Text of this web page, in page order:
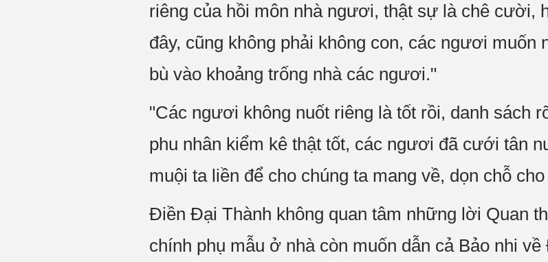
riêng của hồi môn nhà ngươi, thật sự là chê cười,
đây, cũng không phải không con, các ngươi muốn
bù vào khoảng trống nhà các ngươi."
"Các ngươi không nuốt riêng là tốt rồi, danh sách
phu nhân kiểm kê thật tốt, các ngươi đã cưới tân
muội ta liền để cho chúng ta mang về, dọn chỗ
Điền Đại Thành không quan tâm những lời Quan
chính phụ mẫu ở nhà còn muốn dẫn cả Bảo nhi